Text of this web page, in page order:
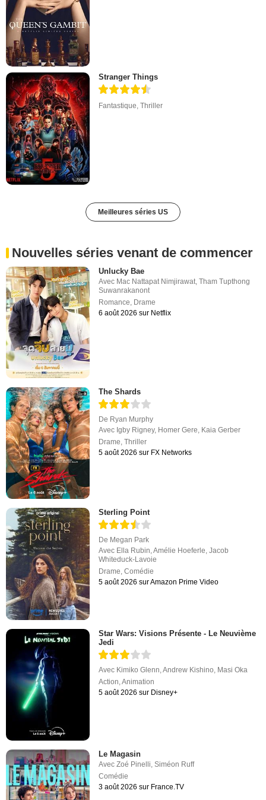
Stranger Things
Fantastique,Thriller
Meilleures séries US
Nouvelles séries venant de commencer
Unlucky Bae
Avec Mac Nattapat Nimjirawat ,Tham Tupthong
Suwanrakanont
Romance Drame
6 août 2026 sur Netflix
The Shards
De Ryan Murphy
Avec Igby Rigney, Homer Gere, Kaia Gerber
Drame,Thriller
5 août 2026 sur FX Networks
Sterling Point
De Megan Park
Avec Ella Rubin,Amélie Hoeferle,Jacob
Whiteduck-Lavoie
Drame,Comédie
5 août 2026 sur Amazon Prime Video
Star Wars: Visions Présente - Le Neuvième
Jedi
Avec Kimiko Glenn ,Andrew Kishino Masi Oka
Action ,Animation
5 août 2026 sur Disney+
Le Magasin
AvecZoé Pinelli,Siméon Ruff
Comédie
3 août 2026 sur France.TV